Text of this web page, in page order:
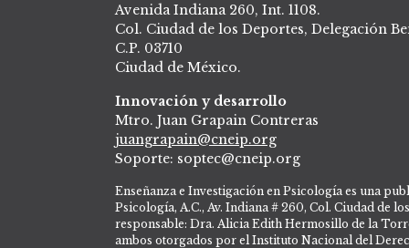
Avenida Indiana 260, Int. 1108.
Col. Ciudad de los Deportes, Delegación
C.P. 03710
Ciudad de México.
Innovación y desarrollo
Mtro. Juan Grapain Contreras
juangrapain@cneip.org
Soporte: soptec@cneip.org
Enseñanza e Investigación en Psicología es una
Psicología, A.C., Av. Indiana # 260, Col. Ciudad de
responsable: Dra. Alicia Edith Hermosillo de la
ambos otorgados por el Instituto Nacional del